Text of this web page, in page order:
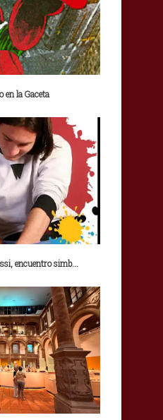
en la Gaceta
encuentro simb...